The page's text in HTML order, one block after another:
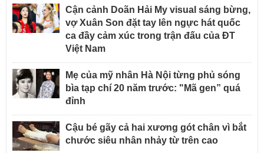
Cận cảnh Doãn Hải My visual sáng bừng,
vợ Xuân Son đặt tay lên ngực hát quốc
ca đầy cảm xúc trong trận đấu của ĐT
Việt Nam
Mẹ của mỹ nhân Hà Nội từng phủ sóng
bìa tạp chí 20 năm trước: "Mã gen” quá
đỉnh
Cậu bé gãy cả hai xương gót chân vì bắt
chước siêu nhân nhảy từ trên cao